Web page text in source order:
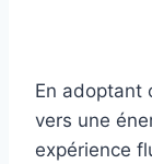
En adoptant
vers une
expérience